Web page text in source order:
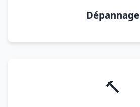
Dépannage
🔨